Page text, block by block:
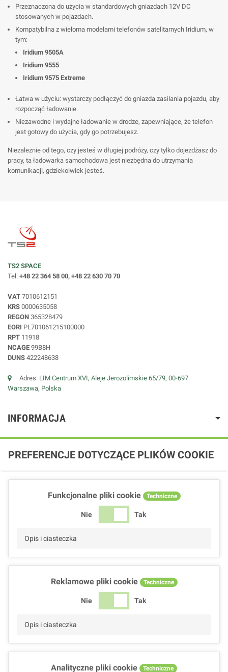
Przeznaczona do użycia w standardowych gniazdach 12V DC
stosowanych w pojazdach.
Kompatybilna z wieloma modelami telefonów satelitarnych Iridium, w
tym:
Iridium 9505A
Iridium 9555
Iridium 9575 Extreme
Łatwa w użyciu: wystarczy podłączyć do gniazda zasilania pojazdu, aby
rozpocząć ładowanie.
Niezawodne i wydajne ładowanie w drodze, zapewniające, że telefon
jest gotowy do użycia, gdy go potrzebujesz.
Niezależnie od tego, czy jesteś w długiej podróży, czy tylko dojeżdżasz do
pracy, ta ładowarka samochodowa jest niezbędna do utrzymania
komunikacji, gdziekolwiek jesteś.
TS2 SPACE
Tel: +48 22 364 58 00, +48 22 630 70 70
VAT 7010612151
KRS 0000635058
REGON 365328479
EORI PL701061215100000
RPT 11918
NCAGE 99B8H
DUNS 422248638
Adres: LIM Centrum XVI, Aleje Jerozolimskie 65/79, 00-697
Warszawa, Polska
INFORMACJA
PREFERENCJE DOTYCZĄCE PLIKÓW COOKIE
Funkcjonalne pliki cookie Techniczne
Nie Tak
Opis i ciasteczka
Reklamowe pliki cookie Techniczne
Nie Tak
Opis i ciasteczka
Analityczne pliki cookie Techniczne